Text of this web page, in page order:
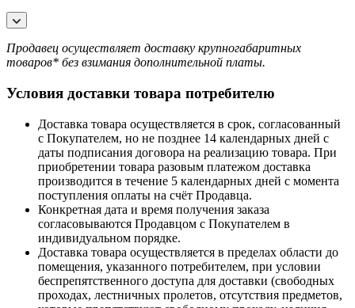
Продавец осуществляет доставку крупногабаритных
товаров* без взимания дополнительной платы.
Условия доставки товара потребителю
Доставка товара осуществляется в срок, согласованный
с Покупателем, но не позднее 14 календарных дней с
даты подписания договора на реализацию товара. При
приобретении товара разовым платежом доставка
производится в течение 5 календарных дней с момента
поступления оплаты на счёт Продавца.
Конкретная дата и время получения заказа
согласовываются Продавцом с Покупателем в
индивидуальном порядке.
Доставка товара осуществляется в пределах области до
помещения, указанного потребителем, при условии
беспрепятственного доступа для доставки (свободных
проходах, лестничных пролетов, отсутствия предметов,